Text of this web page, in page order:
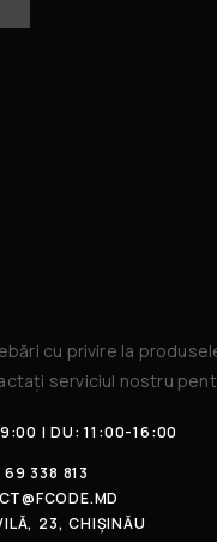
cu privire la
serviciul nostru
| DU: 11:00-16:00
69 338 813
23, CHIȘINĂU